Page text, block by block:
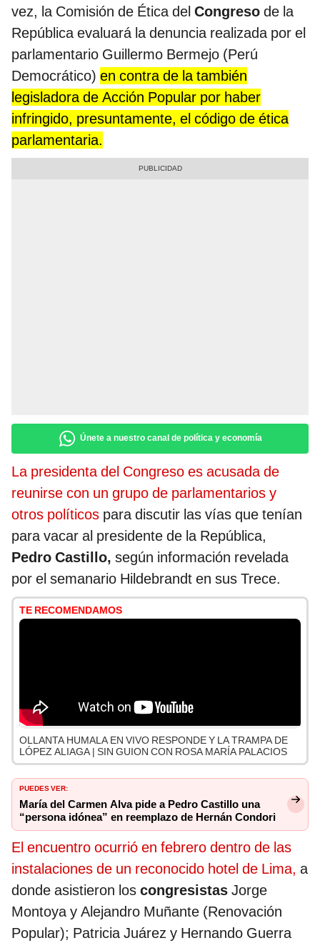
vez, la Comisión de Ética del Congreso de la
República evaluará la denuncia realizada por el
parlamentario Guillermo Bermejo (Perú
Democrático) en contra de la también
legisladora de Acción Popular por haber
infringido, presuntamente, el código de ética
parlamentaria.
Únete a nuestro canal de política y economía
La presidenta del Congreso es acusada de
reunirse con un grupo de parlamentarios y
otros políticos para discutir las vías que tenían
para vacar al presidente de la República,
Pedro Castillo, según información revelada
por el semanario Hildebrandt en sus Trece.
TE RECOMENDAMOS
OLLANTA HUMALA EN VIVO RESPONDE Y LA TRAMPA DE
LÓPEZ ALIAGA | SIN GUION CON ROSA MARÍA PALACIOS
PUEDES VER:
María del Carmen Alva pide a Pedro Castillo una
“persona idónea” en reemplazo de Hernán Condori
El encuentro ocurrió en febrero dentro de las
instalaciones de un reconocido hotel de Lima, a
donde asistieron los congresistas Jorge
Montoya y Alejandro Muñante (Renovación
Popular); Patricia Juárez y Hernando Guerra